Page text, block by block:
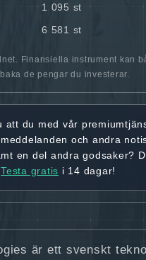
1 095 st
6 581 st
Finansiella instrument kan
de pengar du investerar.
att du med vår
och andra
en del andra godsaker?
Testa gratis i 14 dagar!
är ett svenskt